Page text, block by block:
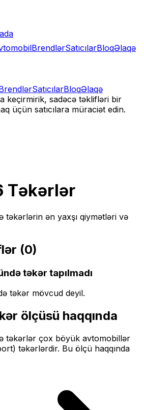
BrendlərSatıcılarBloqƏlaqə
SatıcılarBloqƏlaqə
keçirmirik, sadəcə təklifləri bir
üçün satıcılara müraciət edin.
Təkərlər
təkərlərin ən yaxşı qiymətləri və
(0)
təkər tapılmadı
təkər mövcud deyil.
ölçüsü haqqında
təkərlər çox böyük avtomobillər
təkərlərdir. Bu ölçü haqqında